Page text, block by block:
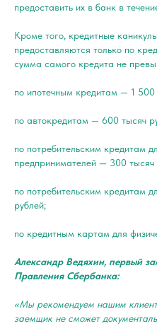
предоставить их в банк в
Кроме того, кредитные
предоставляются только по
сумма самого кредита не
по ипотечным кредитам — 1 500
по автокредитам — 600 тысяч
по потребительским кредитам
предпринимателей — 300 тысяч
по потребительским кредитам
рублей;
по кредитным картам для
Александр Ведяхин, первый
Правления Сбербанка:
«Мы рекомендуем нашим
заемщик не сможет